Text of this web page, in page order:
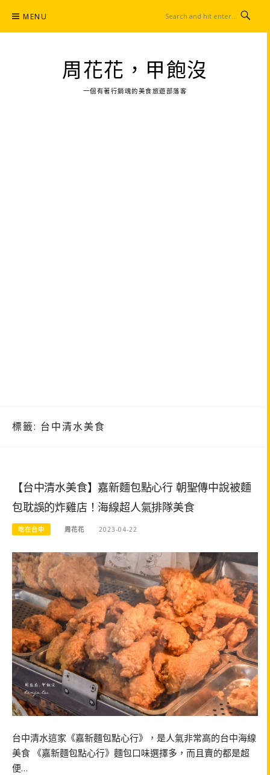
content
MENU
周花花，甲飽沒
一個有著行銷魂的美食旅遊部落客
標籤: 台中清水美食
【台中清水美食】嘉新麵包點心行 朝聖傳中說被麵
包耽誤的炸雞店！海線超人氣排隊美食
吃在台中 周花花 2023-04-22
台中清水這家《嘉新麵包點心行》，是人氣非常高的台中海線
美食 《嘉新麵包點心行》麵包口味選擇多，而且賣的都是超
便…